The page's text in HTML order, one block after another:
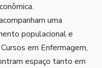
uma
populacional e
em Enfermagem,
espaço tanto em